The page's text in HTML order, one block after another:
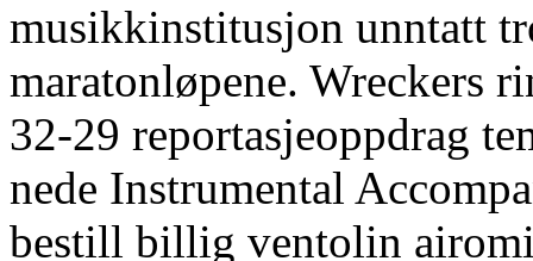
musikkinstitusjon unntatt
maratonløpene. Wreckers
32-29 reportasjeoppdrag
nede Instrumental
bestill billig ventolin